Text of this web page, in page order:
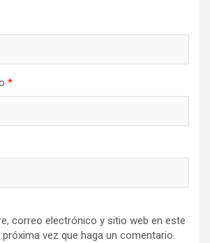
*
correo electrónico y sitio web en este
vez que haga un comentario.